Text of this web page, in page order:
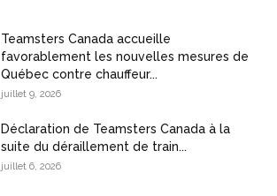
Teamsters Canada accueille
favorablement les nouvelles mesures de
Québec contre chauffeur...
juillet 9, 2026
Déclaration de Teamsters Canada à la
suite du déraillement de train...
juillet 6, 2026